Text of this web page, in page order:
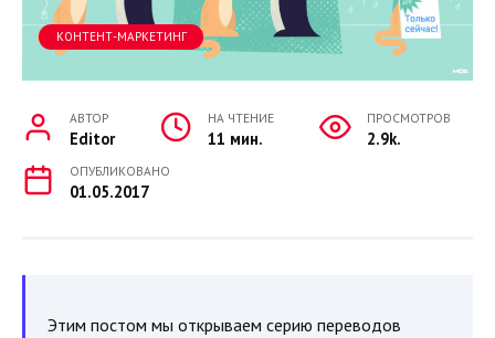
КОНТЕНТ-МАРКЕТИНГ
АВТОР
Editor
НА ЧТЕНИЕ
11 мин.
ПРОСМОТРОВ
2.9k.
ОПУБЛИКОВАНО
01.05.2017
Этим постом мы открываем серию переводов